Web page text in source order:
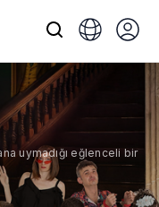
uymadığı eğlenceli bir